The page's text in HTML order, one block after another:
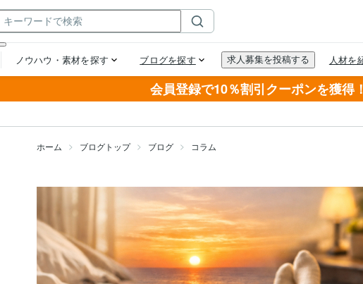
会員登録で10％割引クーポンを獲得！
ホーム ブログトップ ブログ コラム